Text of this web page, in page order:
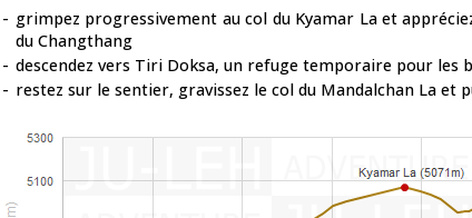
- grimpez progressivement au col du Kyamar La et
du Changthang
- descendez vers Tiri Doksa, un refuge temporaire pour les
- restez sur le sentier, gravissez le col du Mandalchan La et